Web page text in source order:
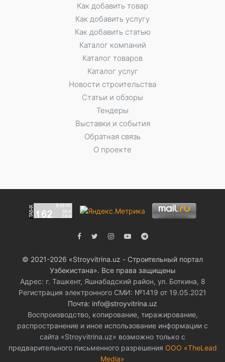
Как добавить товар
Как добавить услугу
Как добавить статью
Каталог компаний
Каталог товаров
Каталог услуг
Новости строительства
Статьи и обзоры
Тендеры
Выставки и события
Обратная связь
О проекте
© 2021-2026 «Stroyvitrina.uz - Строительный портал
Узбекистана». Все права защищены
Адрес: г. Ташкент, Яшнабадский район, ул. Боткина, 8
Регистрация электронного СМИ: №1419 от 19.05.2021
Почта: info@stroyvitrina.uz
Воспроизводство, копирование, тиражирование,
распространение и иное использование информации с
сайта «Stroyvitrina.uz» возможно только с
предварительного письменного разрешения ООО «TheLead
Media»